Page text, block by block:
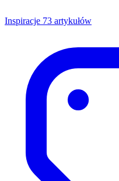
Inspiracje 73 artykułów